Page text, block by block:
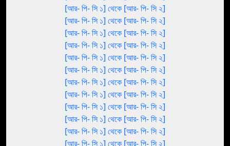
[আর- পি- সি ১] থেকে [আর- পি- সি ২]
[আর- পি- সি ১] থেকে [আর- পি- সি ২]
[আর- পি- সি ১] থেকে [আর- পি- সি ২]
[আর- পি- সি ১] থেকে [আর- পি- সি ২]
[আর- পি- সি ১] থেকে [আর- পি- সি ২]
[আর- পি- সি ১] থেকে [আর- পি- সি ২]
[আর- পি- সি ১] থেকে [আর- পি- সি ২]
[আর- পি- সি ১] থেকে [আর- পি- সি ২]
[আর- পি- সি ১] থেকে [আর- পি- সি ২]
[আর- পি- সি ১] থেকে [আর- পি- সি ২]
[আর- পি- সি ১] থেকে [আর- পি- সি ২]
[আর- পি- সি ১] থেকে [আর- পি- সি ২]